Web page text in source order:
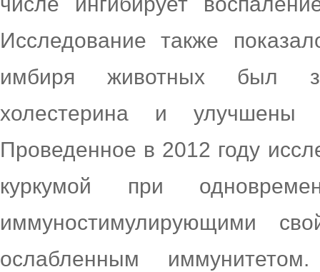
Исследование также
имбиря животных был
холестерина и улучшены
Проведенное в 2012 году
куркумой при
иммуностимулирующими
ослабленным